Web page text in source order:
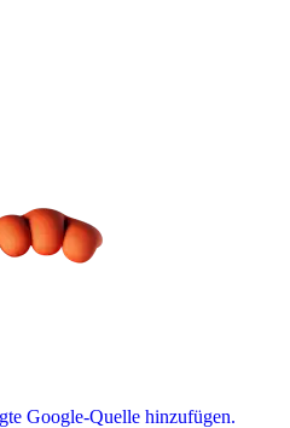
Google-Quelle hinzufügen.